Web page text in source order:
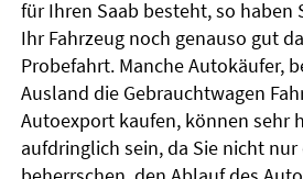
für Ihren Saab besteht, so haben
Ihr Fahrzeug noch genauso gut
Probefahrt. Manche Autokäufer,
Ausland die Gebrauchtwagen
Autoexport kaufen, können sehr
aufdringlich sein, da Sie nicht